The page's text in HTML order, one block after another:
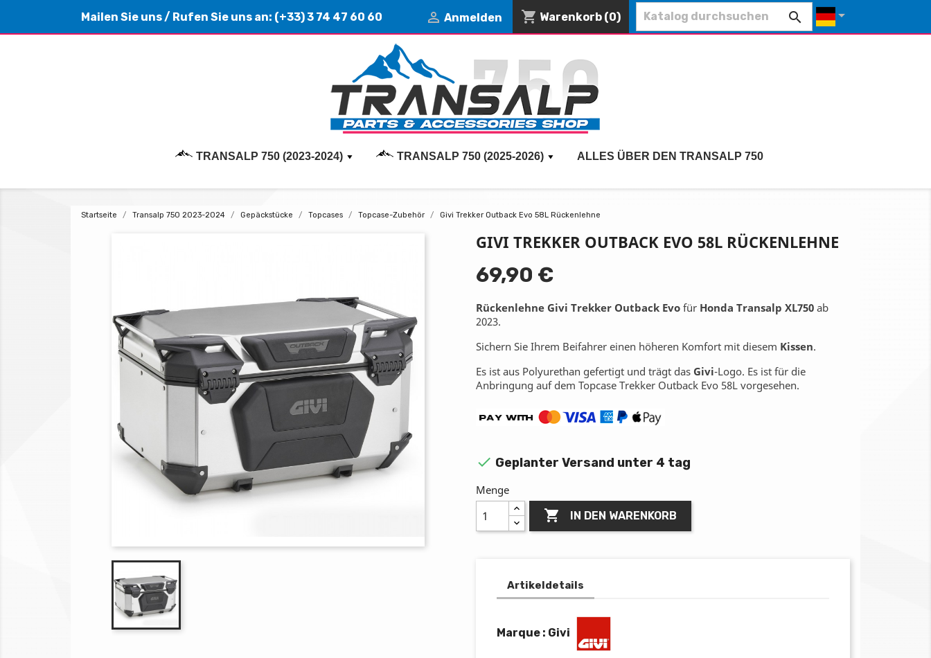
Mailen Sie uns/ Rufen Sie uns an: (+33) 3 74 47 60 60  Anmelden shopping_cart Warenkorb (0)  
TRANSALP 750 (2023-2024) TRANSALP 750 (2025-2026) ALLES ÜBER DEN TRANSALP 750
Startseite Transalp 750 2023-2024 Gepäckstücke Topcases Topcase-Zubehör Givi Trekker Outback Evo 58L Rückenlehne
GIVI TREKKER OUTBACK EVO 58L RÜCKENLEHNE
69,90 €
Rückenlehne Givi Trekker Outback Evo für Honda Transalp XL750 ab
2023.
Sichern Sie Ihrem Beifahrer einen höheren Komfort mit diesem Kissen.
Es ist aus Polyurethan gefertigt und trägt das Givi-Logo. Es ist für die
Anbringung auf dem Topcase Trekker Outback Evo 58L vorgesehen.
 Geplanter Versand unter 4 tag
Menge
 IN DEN WARENKORB
Artikeldetails
Marque : Givi